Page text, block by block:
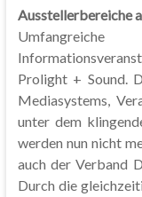
Ausstellerbereiche
Prolight + Sound.
Mediasystems,
unter dem
werden nun nicht
auch der Verband
Durch die